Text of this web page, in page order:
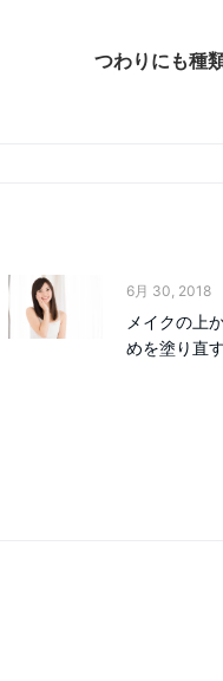
つわりにも種
6月 30, 2018
メイクの上
めを塗り直